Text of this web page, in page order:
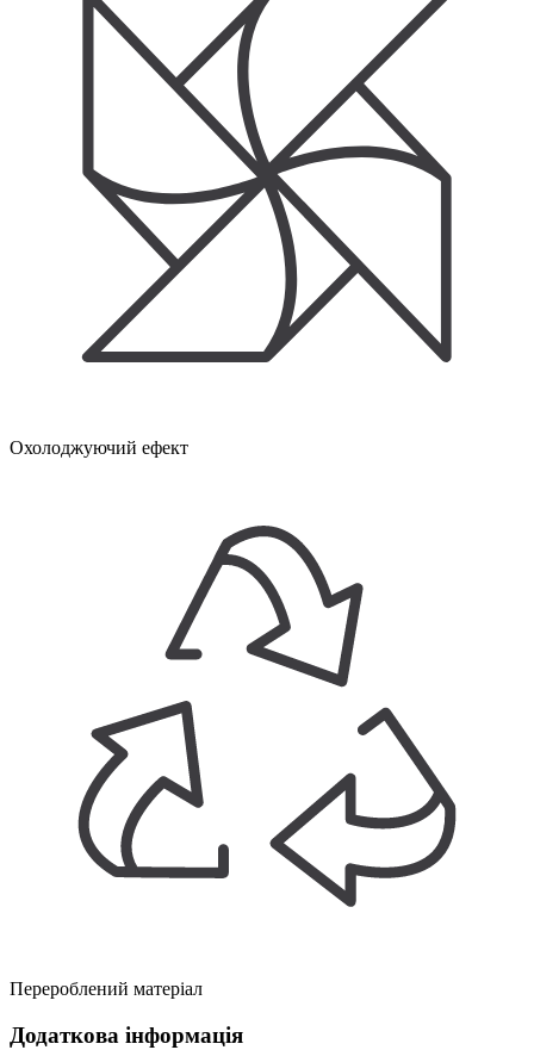
Охолоджуючий ефект
Перероблений матеріал
Додаткова інформація